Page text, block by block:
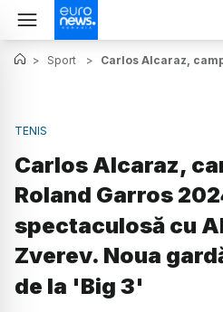
> Sport > Carlos Alcaraz,
TENIS
Carlos Alcaraz,
Roland Garros
spectaculosă cu
Zverev. Noua
de la 'Big 3'